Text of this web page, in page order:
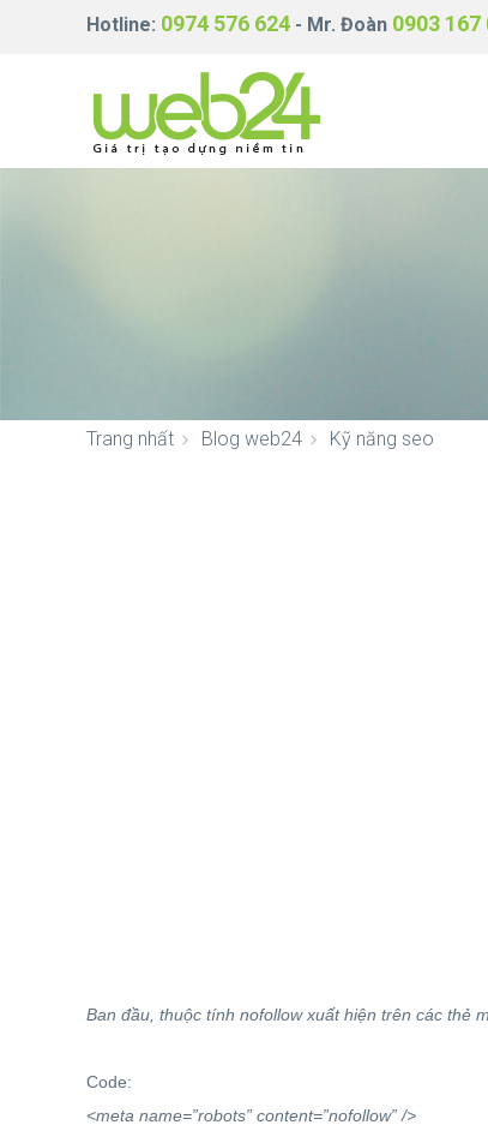
Hotline: 0974 576 624 - Mr. Đoàn 0903 167
Trang nhất Blog web24 Kỹ năng seo
Ban đầu, thuộc tính nofollow xuất hiện trên các thẻ
Code:
<meta name=”robots” content=”nofollow” />